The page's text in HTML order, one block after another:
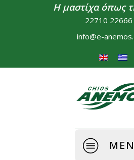
Η μαστίχα όπως
22710 22666
info@e-